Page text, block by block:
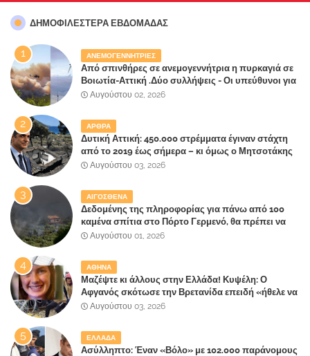
ΔΗΜΟΦΙΛΈΣΤΕΡΑ ΕΒΔΟΜΆΔΑΣ
ΑΝΕΜΟΓΕΝΝΗΤΡΙΕΣ
Από σπινθήρες σε ανεμογεννήτρια η πυρκαγιά σε
Βοιωτία-Αττική .Δύο συλλήψεις - Οι υπεύθυνοι για
την λάθος διαχείριση της κατάσβεσης θα
Αυγούστου 02, 2026
ΑΡΘΡΑ
Δυτική Αττική: 450.000 στρέμματα έγιναν στάχτη
από το 2019 έως σήμερα – κι όμως ο Μητσοτάκης
έλαβε 40% και 45% στις εκλογές του 2023,ενώ 50%
Αυγούστου 03, 2026
ΑΙΓΟΣΘΕΝΑ
Δεδομένης της πληροφορίας για πάνω από 100
καμένα σπίτια στο Πόρτο Γερμενό, θα πρέπει να
αναζητηθούν ευθύνες για την ολοσχερή
επίγειου παραδείσου της Αττικής
Αυγούστου 01, 2026
ΑΘΗΝΑ
Μαζέψτε κι άλλους στην Ελλάδα! Κυψέλη: Ο
Αφγανός σκότωσε την Βρετανίδα επειδή «ήθελε να
κάνει τη σύντροφό του χριστιανή»
Αυγούστου 03, 2026
ΕΛΛΑΔΑ
Ασύλληπτο: Έναν «Βόλο» με 102.000 παράνομους